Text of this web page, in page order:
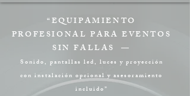
“EQUIPAMIENTO
PROFESIONAL PARA EVENTOS
SIN FALLAS —
Sonido, pantallas led, luces y proyección
con instalación opcional y asesoramiento
incluido”